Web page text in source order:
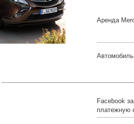
Аренда
Facebook
платежную